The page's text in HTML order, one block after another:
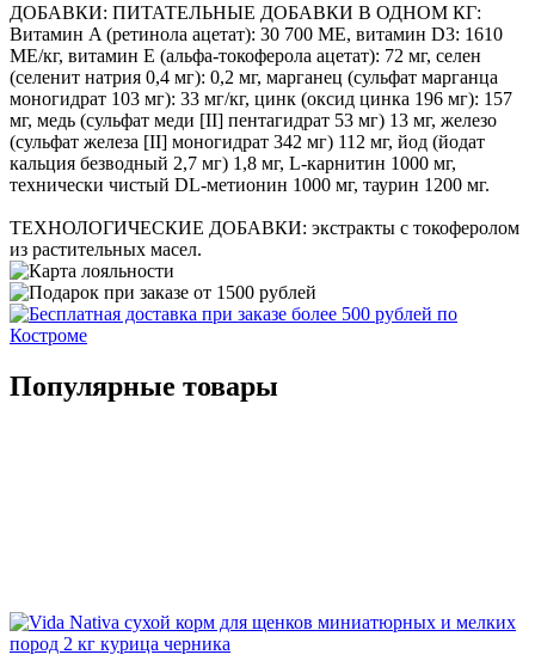
ДОБАВКИ: ПИТАТЕЛЬНЫЕ ДОБАВКИ В ОДНОМ КГ:
Витамин A (ретинола ацетат): 30 700 МЕ, витамин D3: 1610
МЕ/кг, витамин Е (альфа-токоферола ацетат): 72 мг, селен
(селенит натрия 0,4 мг): 0,2 мг, марганец (сульфат марганца
моногидрат 103 мг): 33 мг/кг, цинк (оксид цинка 196 мг): 157
мг, медь (сульфат меди [II] пентагидрат 53 мг) 13 мг, железо
(сульфат железа [II] моногидрат 342 мг) 112 мг, йод (йодат
кальция безводный 2,7 мг) 1,8 мг, L-карнитин 1000 мг,
технически чистый DL-метионин 1000 мг, таурин 1200 мг.
ТЕХНОЛОГИЧЕСКИЕ ДОБАВКИ: экстракты c токоферолом
из растительных масел.
Популярные товары